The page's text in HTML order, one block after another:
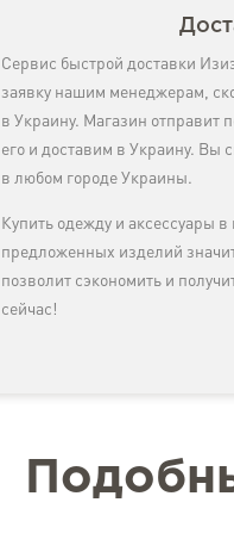
Сервис быстрой доставки
заявку нашим менеджерам,
в Украину. Магазин отправит
его и доставим в Украину. Вы
в любом городе Украины.
Купить одежду и аксессуары
предложенных изделий
позволит сэкономить и
сейчас!